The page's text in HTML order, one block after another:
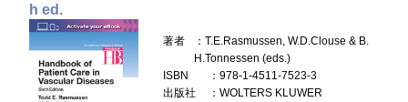
h ed.
著者
：T.E.Rasmussen, W.D.Clouse & B.
H.Tonnessen (eds.)
ISBN
：978-1-4511-7523-3
出版社
：WOLTERS KLUWER